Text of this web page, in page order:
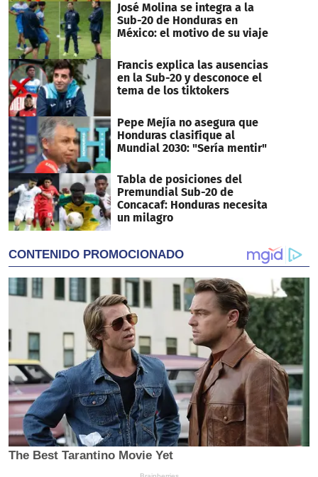
José Molina se integra a la
Sub-20 de Honduras en
México: el motivo de su viaje
Francis explica las ausencias
en la Sub-20 y desconoce el
tema de los tiktokers
Pepe Mejía no asegura que
Honduras clasifique al
Mundial 2030: "Sería mentir"
Tabla de posiciones del
Premundial Sub-20 de
Concacaf: Honduras necesita
un milagro